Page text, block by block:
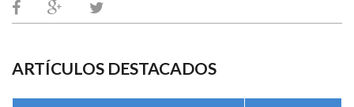
ARTÍCULOS DESTACADOS